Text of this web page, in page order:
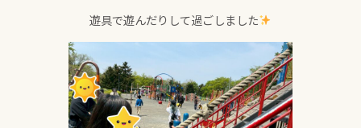
遊具で遊んだりして過ごしました